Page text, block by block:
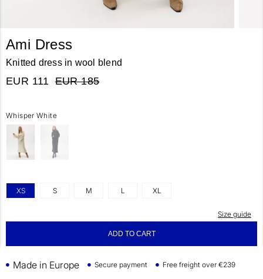
Ami Dress
Knitted dress in wool blend
EUR 111 EUR 185
Whisper White
XS S M L XL
Size guide
ADD TO CART
Made in Europe Secure payment Free freight over €239